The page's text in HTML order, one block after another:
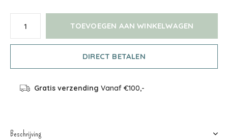
TOEVOEGEN AAN WINKELWAGEN
DIRECT BETALEN
Gratis verzending Vanaf €100,-
Beschrijving